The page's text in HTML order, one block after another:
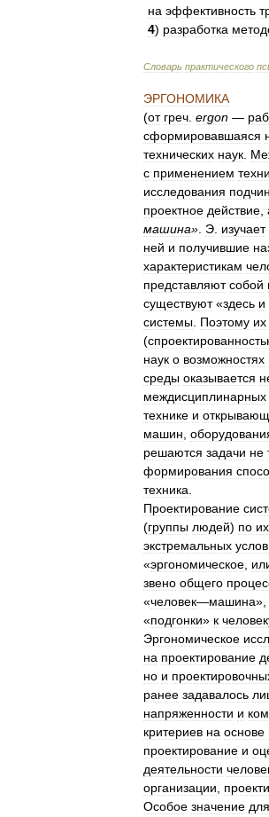
на эффективность
4) разработка
Словарь практического
ЭРГОНОМИКА
(от греч ergon —
сформировавшаяся
технических наук
с применением
исследования
проектное действие
машина» Э изучает
ней и получившие
характеристикам
представляют собой
существуют«здесь и
системы Поэтому их
(
наук о возможностях
среды оказывается
междисциплинарных
технике и
машин
решаются задачи не
формирования
техника
Проектирование
(группы людей) по их
экстремальных
«эргономическое
звено общего
«человек—машина»,
«подгонки» к
Эргономическое
на проектирование
но и
ранее задавалось
напряженности и
критериев на основе
проектирование и
деятельности
организации
Особое значение для